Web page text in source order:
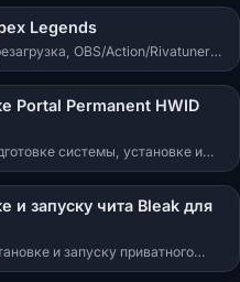
Legends
OBS/Action/Rivatuner,
Portal Permanent HWID
системы, установке и
Spoofer. Переустановка
TPM-спуфинг, решение
и запуску чита Bleak для
и запуску приватного
Скачивание лоадера,